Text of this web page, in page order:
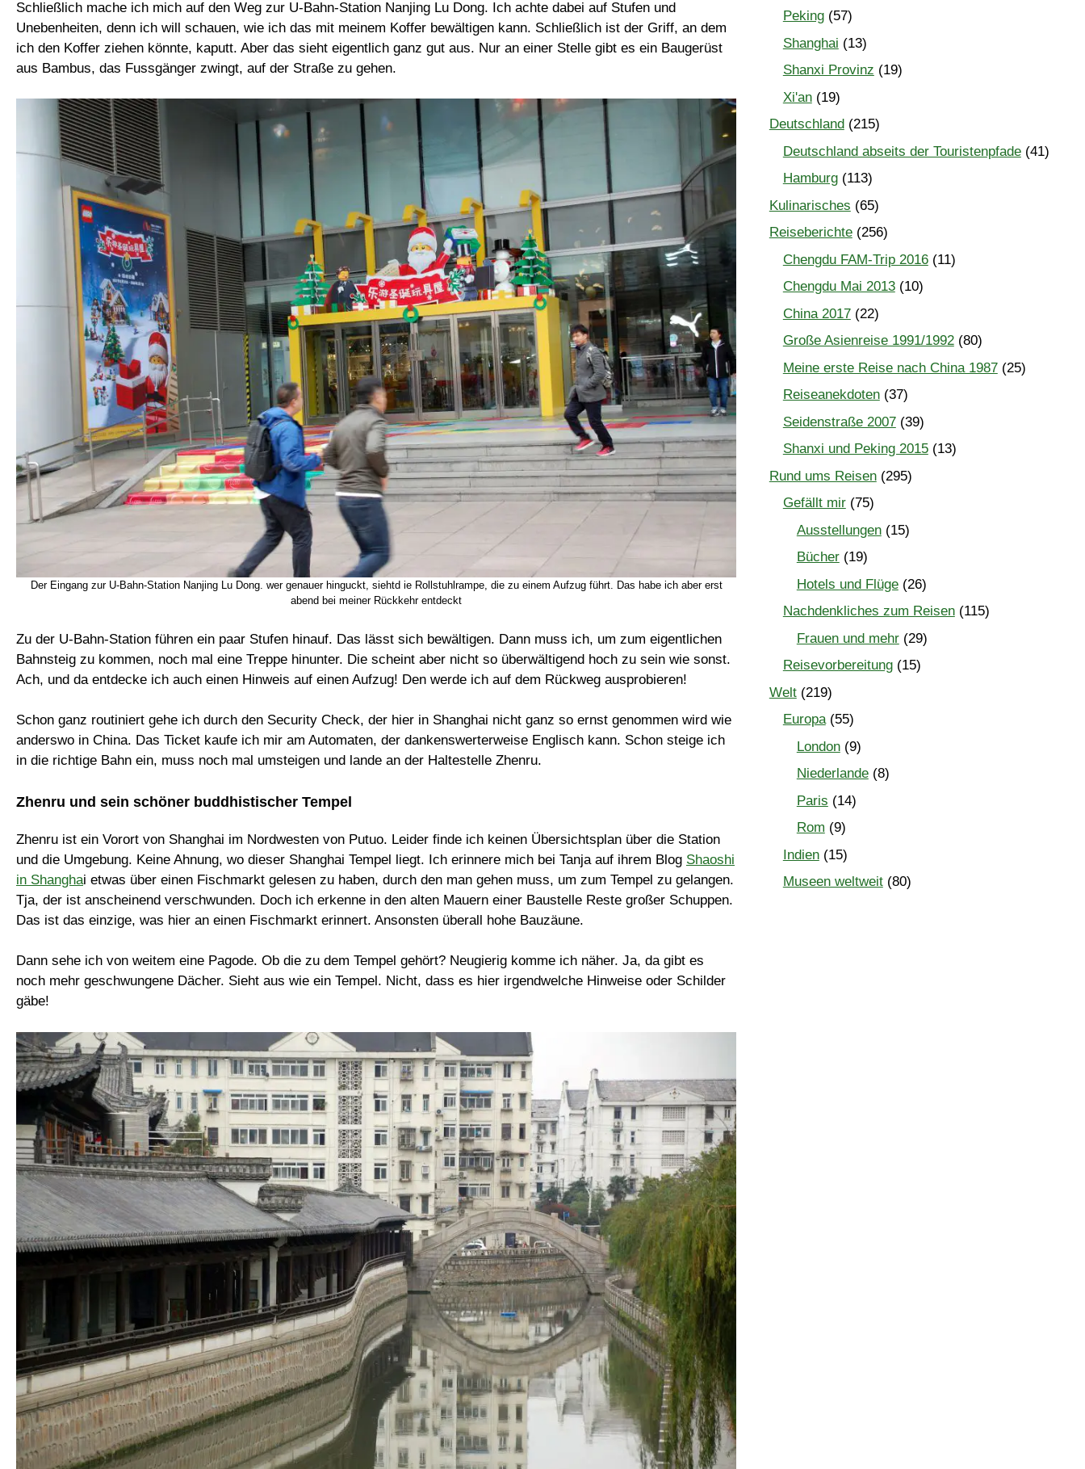
Schließlich mache ich mich auf den Weg zur U-Bahn-Station Nanjing Lu Dong. Ich achte dabei auf Stufen und
Unebenheiten, denn ich will schauen, wie ich das mit meinem Koffer bewältigen kann. Schließlich ist der Griff, an dem
ich den Koffer ziehen könnte, kaputt. Aber das sieht eigentlich ganz gut aus. Nur an einer Stelle gibt es ein Baugerüst
aus Bambus, das Fussgänger zwingt, auf der Straße zu gehen.
Der Eingang zur U-Bahn-Station Nanjing Lu Dong. wer genauer hinguckt, siehtd ie Rollstuhlrampe, die zu einem Aufzug führt. Das habe ich aber erst
abend bei meiner Rückkehr entdeckt
Zu der U-Bahn-Station führen ein paar Stufen hinauf. Das lässt sich bewältigen. Dann muss ich, um zum eigentlichen
Bahnsteig zu kommen, noch mal eine Treppe hinunter. Die scheint aber nicht so überwältigend hoch zu sein wie sonst.
Ach, und da entdecke ich auch einen Hinweis auf einen Aufzug! Den werde ich auf dem Rückweg ausprobieren!
Schon ganz routiniert gehe ich durch den Security Check, der hier in Shanghai nicht ganz so ernst genommen wird wie
anderswo in China. Das Ticket kaufe ich mir am Automaten, der dankenswerterweise Englisch kann. Schon steige ich
in die richtige Bahn ein, muss noch mal umsteigen und lande an der Haltestelle Zhenru.
Zhenru und sein schöner buddhistischer Tempel
Zhenru ist ein Vorort von Shanghai im Nordwesten von Putuo. Leider finde ich keinen Übersichtsplan über die Station
und die Umgebung. Keine Ahnung, wo dieser Shanghai Tempel liegt. Ich erinnere mich bei Tanja auf ihrem Blog Shaoshi
in Shanghai etwas über einen Fischmarkt gelesen zu haben, durch den man gehen muss, um zum Tempel zu gelangen.
Tja, der ist anscheinend verschwunden. Doch ich erkenne in den alten Mauern einer Baustelle Reste großer Schuppen.
Das ist das einzige, was hier an einen Fischmarkt erinnert. Ansonsten überall hohe Bauzäune.
Dann sehe ich von weitem eine Pagode. Ob die zu dem Tempel gehört? Neugierig komme ich näher. Ja, da gibt es
noch mehr geschwungene Dächer. Sieht aus wie ein Tempel. Nicht, dass es hier irgendwelche Hinweise oder Schilder
gäbe!
Peking(57)
Shanghai (13)
Shanxi Provinz (19)
Xi'an(19)
Deutschland(215)
Deutschland abseits der Touristenpfade(41)
Hamburg(113)
Kulinarisches (65)
Reiseberichte(256)
Chengdu FAM-Trip 2016(11)
Chengdu Mai 2013(10)
China 2017(22)
Große Asienreise 1991/1992(80)
Meine erste Reise nach China 1987(25)
Reiseanekdoten(37)
Seidenstraße 2007(39)
Shanxi und Peking 2015(13)
Rund ums Reisen(295)
Gefällt mir(75)
Ausstellungen(15)
Bücher(19)
Hotels und Flüge(26)
Nachdenkliches zum Reisen(115)
Frauen und mehr(29)
Reisevorbereitung(15)
Welt(219)
Europa(55)
London(9)
Niederlande(8)
Paris (14)
Rom (9)
Indien(15)
Museen weltweit(80)